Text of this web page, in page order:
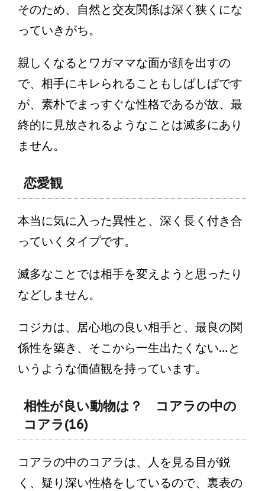
そのため、自然と交友関係は深く狭くにな
っていきがち。
親しくなるとワガママな面が顔を出すの
で、相手にキレられることもしばしばです
が、素朴でまっすぐな性格であるが故、最
終的に見放されるようなことは滅多にあり
ません。
恋愛観
本当に気に入った異性と、深く長く付き合
っていくタイプです。
滅多なことでは相手を変えようと思ったり
などしません。
コジカは、居心地の良い相手と、最良の関
係性を築き、そこから一生出たくない…と
いうような価値観を持っています。
相性が良い動物は？ コアラの中の
コアラ(16)
コアラの中のコアラは、人を見る目が鋭
く、疑り深い性格をしているので、裏表の